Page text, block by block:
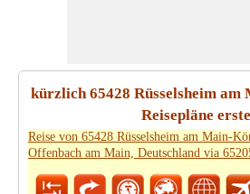
kürzlich 65428 Rüsselsheim
Reisepläne
Reise von 65428 Rüsselsheim am Main-
Offenbach am Main, Deutschland via